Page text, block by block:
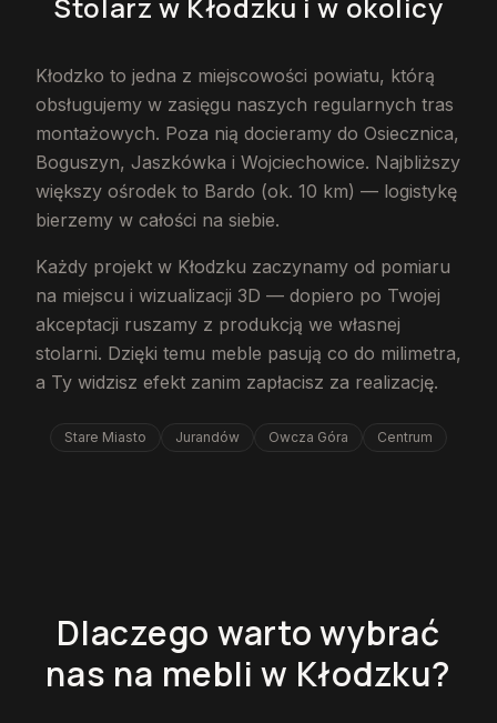
Kłodzko to jedna z miejscowości powiatu, którą
obsługujemy w zasięgu naszych regularnych tras
montażowych. Poza nią docieramy do Osiecznica,
Boguszyn, Jaszkówka i Wojciechowice. Najbliższy
większy ośrodek to Bardo (ok. 10 km) — logistykę
bierzemy w całości na siebie.
Każdy projekt w Kłodzku zaczynamy od pomiaru
na miejscu i wizualizacji 3D — dopiero po Twojej
akceptacji ruszamy z produkcją we własnej
stolarni. Dzięki temu meble pasują co do milimetra,
a Ty widzisz efekt zanim zapłacisz za realizację.
Stare Miasto Jurandów Owcza Góra Centrum
Dlaczego warto wybrać
nas na mebli w Kłodzku?